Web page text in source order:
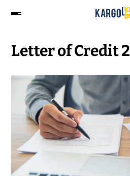
Letter of Credit 2